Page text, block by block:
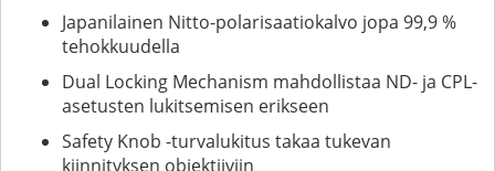
Japanilainen Nitto-polarisaatiokalvo jopa 99,9 %
tehokkuudella
Dual Locking Mechanism mahdollistaa ND- ja CPL-
asetusten lukitsemisen erikseen
Safety Knob -turvalukitus takaa tukevan
kiinnityksen objektiiviin